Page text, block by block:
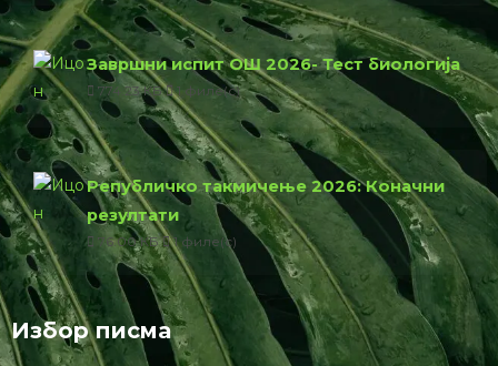
Завршни испит ОШ 2026- Тест биологија
774.23 КБ 1 филе(с)
Републичко такмичење 2026: Коначни
резултати
76.00 КБ 1 филе(с)
Избор писма